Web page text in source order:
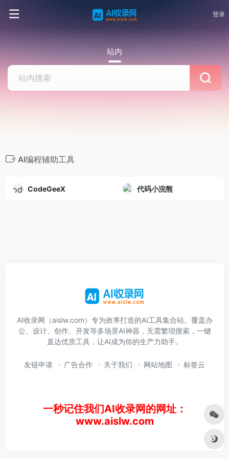
登录
站内
AI编程辅助工具
CodeGeeX 代码小浣熊
AI收录网（aislw.com）专为效率打造的AI工具集合站。覆盖办
公、设计、创作、开发等多场景AI神器，无需繁琐搜索，一键
直达优质工具，让AI成为你的生产力助手。
友链申请 广告合作 关于我们 网站地图 标签云
一秒记住我们AI收录网的网址：
www.aislw.com